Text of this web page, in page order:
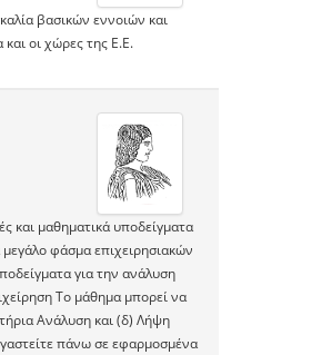
βασικών εννοιών και
οι χώρες της Ε.Ε.
και μαθηματικά υποδείγματα
φάσμα επιχειρησιακών
για την ανάλυση
Το μάθημα μπορεί να
Ανάλυση και (δ) Λήψη
πάνω σε εφαρμοσμένα